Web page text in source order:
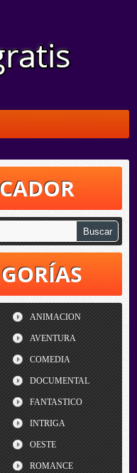
ANIMACION
AVENTURA
COMEDIA
DOCUMENTAL
FANTASTICO
INTRIGA
OESTE
ROMANCE